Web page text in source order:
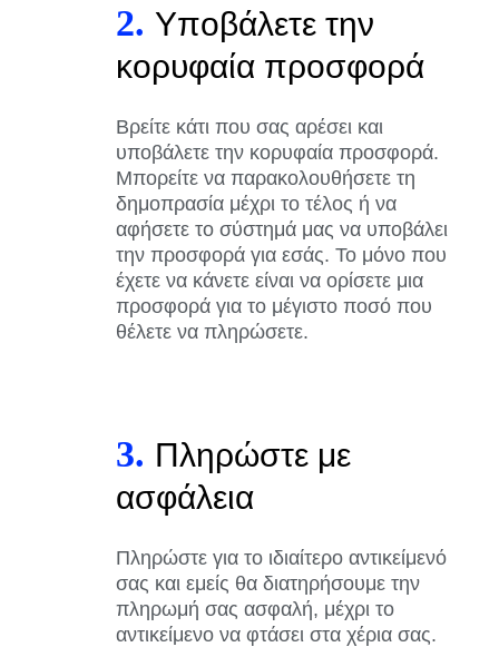
2. Υποβάλετε την
κορυφαία προσφορά
Βρείτε κάτι που σας αρέσει και
υποβάλετε την κορυφαία προσφορά.
Μπορείτε να παρακολουθήσετε τη
δημοπρασία μέχρι το τέλος ή να
αφήσετε το σύστημά μας να υποβάλει
την προσφορά για εσάς. Το μόνο που
έχετε να κάνετε είναι να ορίσετε μια
προσφορά για το μέγιστο ποσό που
θέλετε να πληρώσετε.
3. Πληρώστε με
ασφάλεια
Πληρώστε για το ιδιαίτερο αντικείμενό
σας και εμείς θα διατηρήσουμε την
πληρωμή σας ασφαλή, μέχρι το
αντικείμενο να φτάσει στα χέρια σας.